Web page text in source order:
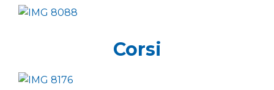
Corsi